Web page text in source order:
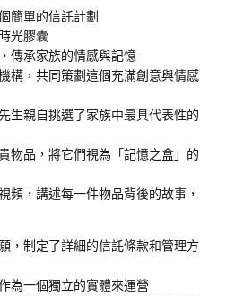
簡單的信託計劃
光膠囊
傳承家族的情感與記憶
構，共同策劃這個充滿創意與情感
生親自挑選了家族中最具代表性的
物品，將它們視為「記憶之盒」的
頻，講述每一件物品背後的故事，
，制定了詳細的信託條款和管理方
為一個獨立的實體來運營